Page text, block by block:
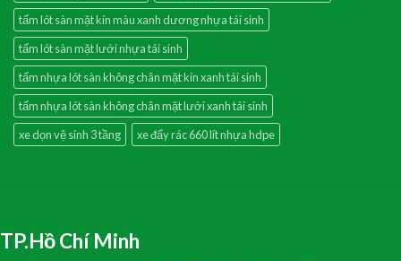
tấm lót sàn mặt kín màu xanh dương nhựa tái sinh
tấm lót sàn mặt lưới nhựa tái sinh
tấm nhựa lót sàn không chân mặt kín xanh tái sinh
tấm nhựa lót sàn không chân mặt lưới xanh tái sinh
xe dọn vệ sinh 3 tầng
xe đẩy rác 660 lít nhựa hdpe
TP.Hồ Chí Minh